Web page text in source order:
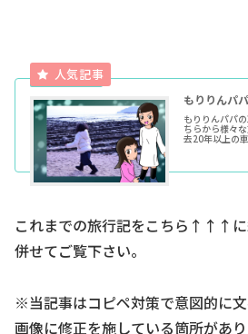
もりりんパ
もりりんパパ
ちらから様々
去20年以上の
す。 ★各種ト
児マンガTOP
マンエキサイ
これまでの旅行記をこちら↑↑↑に
併せてご覧下さい。
※当記事はコピペ対策で意図的に
画像に修正を施している箇所があ